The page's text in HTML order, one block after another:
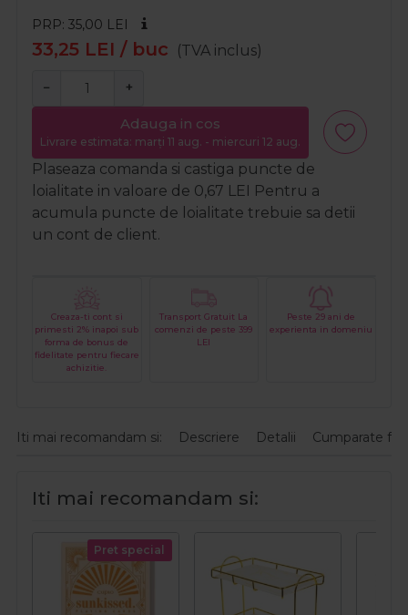
PRP: 35,00 LEI
33,25 LEI / buc (TVA inclus)
− +
Adauga in cos
Livrare estimata: marți 11 aug. - miercuri 12 aug.
Plaseaza comanda si castiga puncte de
loialitate in valoare de 0,67 LEI Pentru a
acumula puncte de loialitate trebuie sa detii
un cont de client.
Creaza-ti cont si
primesti 2% inapoi sub
forma de bonus de
fidelitate pentru fiecare
achizitie.
Transport Gratuit La
comenzi de peste 399
LEI
Peste 29 ani de
experienta in domeniu
Iti mai recomandam si: Descriere Detalii Cumparate
Iti mai recomandam si:
Pret special